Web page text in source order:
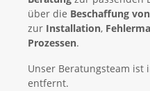
über die Beschaffung
zur Installation,
Prozessen.
Unser Beratungsteam
entfernt.